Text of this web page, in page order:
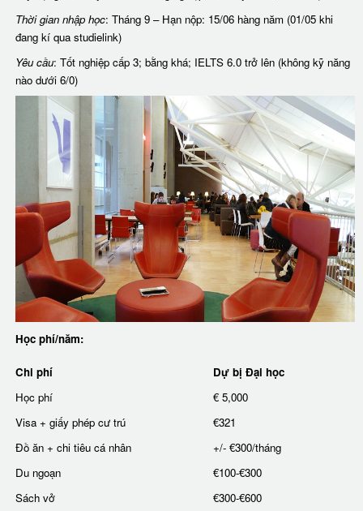
Thời gian nhập học: Tháng 9 – Hạn nộp: 15/06 hàng năm (01/05 khi
đang kí qua studielink)
Yêu cầu: Tốt nghiệp cấp 3; bằng khá; IELTS 6.0 trở lên (không kỹ năng
nào dưới 6/0)
Học phí/năm:
Chi phí
Dự bị Đại học
Học phí
€ 5,000
Visa + giấy phép cư trú
€321
Đồ ăn + chi tiêu cá nhân
+/- €300/tháng
Du ngoạn
€100-€300
Sách vở
€300-€600